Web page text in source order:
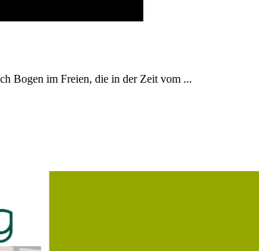
Bogen im Freien, die in der Zeit vom ...